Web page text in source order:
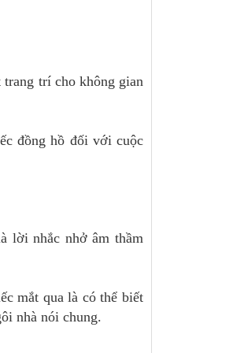
trí cho không gian
đồng hồ đối với cuộc
lời nhắc nhở âm thầm
mắt qua là có thể biết
nhà nói chung.